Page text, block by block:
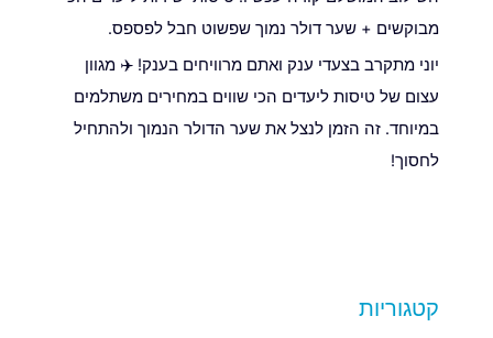
מבוקשים + שער דולר נמוך שפשוט חבל לפספס.
יוני מתקרב בצעדי ענק ואתם מרוויחים בענק! ✈️ מגוון
עצום של טיסות ליעדים הכי שווים במחירים משתלמים
במיוחד. זה הזמן לנצל את שער הדולר הנמוך ולהתחיל
לחסוך!
קטגוריות